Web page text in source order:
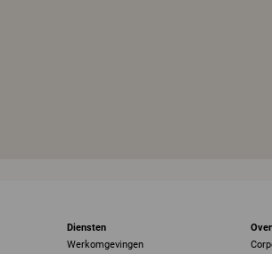
Diensten
Werkomgevingen
Over